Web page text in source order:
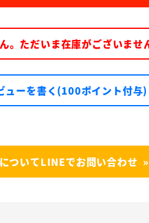
。ただいま在庫がございませ
ューを書く(100ポイント付与)
ついてLINEでお問い合わせ